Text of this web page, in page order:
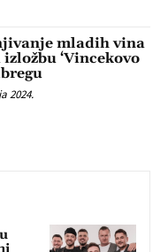
mladih vina
‘Vincekovo
2024.